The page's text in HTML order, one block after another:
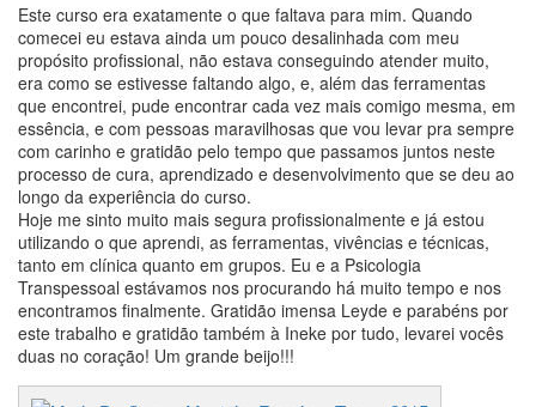
Este curso era exatamente o que faltava para mim. Quando
comecei eu estava ainda um pouco desalinhada com meu
propósito profissional, não estava conseguindo atender muito,
era como se estivesse faltando algo, e, além das ferramentas
que encontrei, pude encontrar cada vez mais comigo mesma, em
essência, e com pessoas maravilhosas que vou levar pra sempre
com carinho e gratidão pelo tempo que passamos juntos neste
processo de cura, aprendizado e desenvolvimento que se deu ao
longo da experiência do curso.
Hoje me sinto muito mais segura profissionalmente e já estou
utilizando o que aprendi, as ferramentas, vivências e técnicas,
tanto em clínica quanto em grupos. Eu e a Psicologia
Transpessoal estávamos nos procurando há muito tempo e nos
encontramos finalmente. Gratidão imensa Leyde e parabéns por
este trabalho e gratidão também à Ineke por tudo, levarei vocês
duas no coração! Um grande beijo!!!